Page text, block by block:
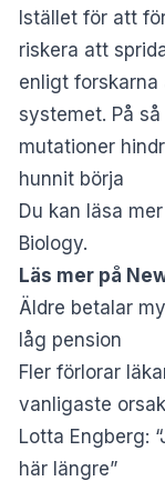
Istället för att
riskera att
enligt
systemet. På
mutationer
hunnit börja
Du kan läsa
Biology.
Läs mer på
Äldre betalar
låg pension
Fler förlorar
vanligaste
Lotta Engberg:
här längre”